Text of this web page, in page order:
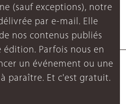
(sauf exceptions), notre
par e-mail. Elle
nos contenus publiés
Parfois nous en
un événement ou une
paraître. Et c'est gratuit.